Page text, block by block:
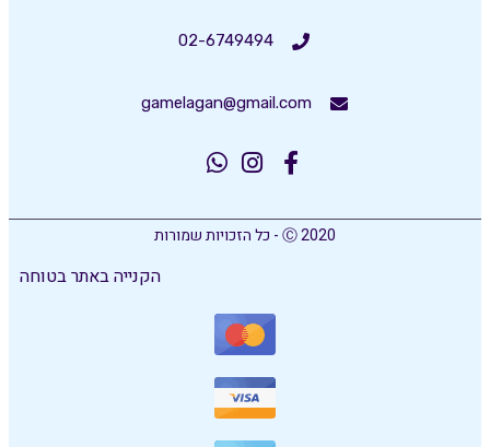
02-6749494
gamelagan@gmail.com
Ⓒ 2020 - כל הזכויות שמורות
הקנייה באתר בטוחה